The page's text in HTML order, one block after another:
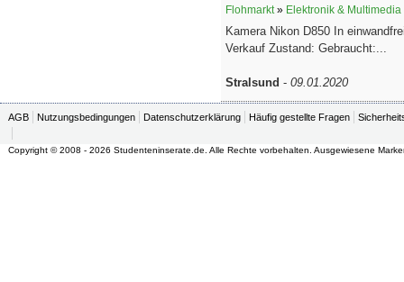
Flohmarkt» Elektronik & Multimedia
Kamera Nikon D850 In
Verkauf Zustand: Gebraucht:...
Stralsund - 09.01.2020
AGB Nutzungsbedingungen Datenschutzerklärung Häufig gestellte Fragen
Copyright © 2008 - 2026 Studenteninserate.de. Alle Rechte vorbehalten. Ausgewiesene